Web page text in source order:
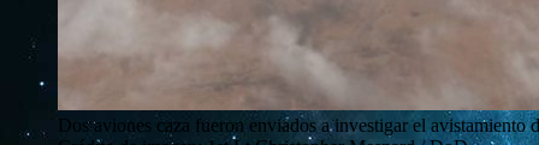
Dos aviones caza fueron enviados a investigar el